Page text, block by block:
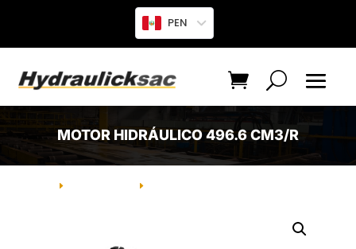
PEN
MOTOR HIDRÁULICO 496.6 CM3/R
E E